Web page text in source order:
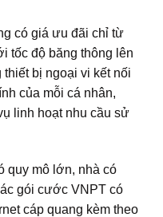
có giá ưu đãi chỉ từ
tốc độ băng thông lên
bị ngoại vi kết nối
của mỗi cá nhân,
linh hoạt nhu cầu sử
quy mô lớn, nhà có
gói cước VNPT có
cáp quang kèm theo